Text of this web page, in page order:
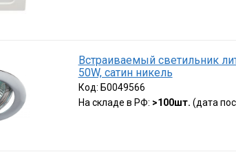
Встраиваемый светильник
50W, сатин никель
Код: Б0049566
На складе в РФ: >100шт. (дата